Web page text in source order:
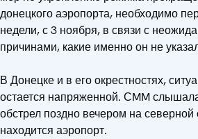
донецкого аэропорта, необходимо
недели, с 3 ноября, в связи с
причинами, какие именно он не
В Донецке и в его окрестностях,
остается напряженной. СMM
обстрел поздно вечером на северной
находится аэропорт.